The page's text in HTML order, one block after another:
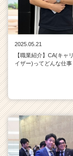
2025.05.21
【職業紹介】CA(キャ
イザー)ってどんな仕事